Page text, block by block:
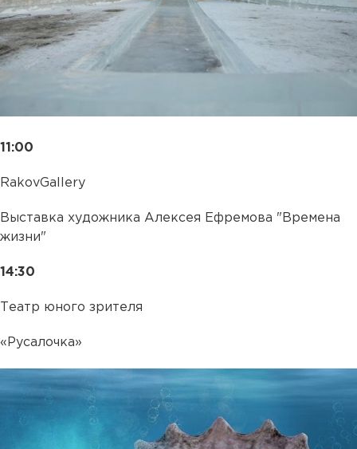
11:00
RakovGallery
Выставка художника Алексея Ефремова "Времена
жизни"
14:30
Театр юного зрителя
«Русалочка»